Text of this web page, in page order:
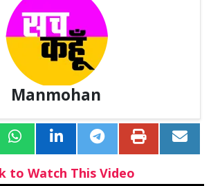
Manmohan
to Watch This Video